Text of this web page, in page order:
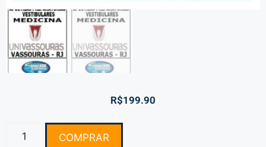
R$199.90
COMPRAR